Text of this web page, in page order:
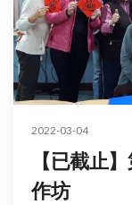
2022-03-04
【已截止
作坊